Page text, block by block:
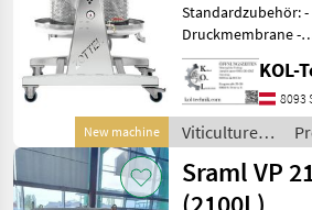
New machine
Standardzubehör: -
Druckmembrane -
Presssack -
Sonderzubehör: -
für Trubfiltration
Eigenschaften &
Hohe Saftausbeute
8093
Viticulture
equipment /
Sonstige
Sraml VP